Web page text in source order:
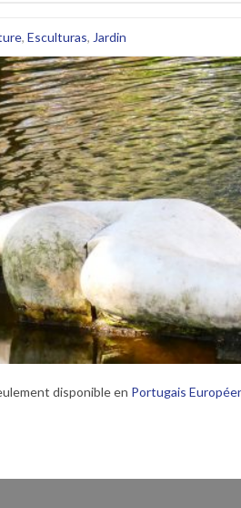
, Esculturas, Jardin
disponible en Portugais